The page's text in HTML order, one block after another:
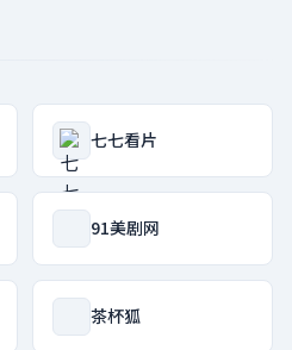
七七看片
91美剧网
茶杯狐